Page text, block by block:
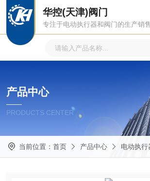
华控(天津)阀门
专注于电动执行器和阀门的生产销售
产品中心
PRODUCTS CENTER
当前位置： 首页 产品中心 电动执行